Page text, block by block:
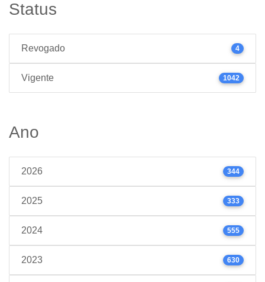
Status
Revogado 4
Vigente 1042
Ano
2026 344
2025 333
2024 555
2023 630